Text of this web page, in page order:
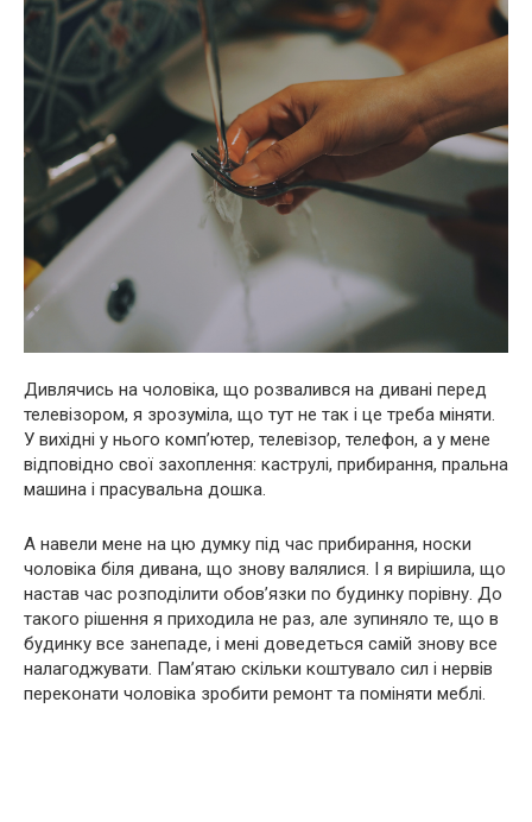
Дивлячись на чоловіка, що розвалився на дивані перед
телевізором, я зрозуміла, що тут не так і це треба міняти.
У вихідні у нього комп’ютер, телевізор, телефон, а у мене
відповідно свої захоплення: каструлі, прибирання, пральна
машина і прасувальна дошка.
А навели мене на цю думку під час прибирання, носки
чоловіка біля дивана, що знову валялися. І я вирішила, що
настав час розподілити обов’язки по будинку порівну. До
такого рішення я приходила не раз, але зупиняло те, що в
будинку все занепаде, і мені доведеться самій знову все
налагоджувати. Пам’ятаю скільки коштувало сил і нервів
переконати чоловіка зробити ремонт та поміняти меблі.